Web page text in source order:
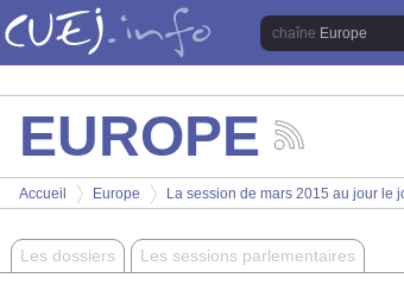
Europe
EUROPE
les
actualités
de
chaîne
Europe
Vous êtes ici
Accueil
>
Europe
>
La session de mars 2015 au jour le
Les dossiers Les sessions parlementaires